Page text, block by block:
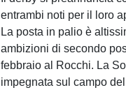
entrambi noti per il loro
La posta in palio è
ambizioni di secondo
febbraio al Rocchi. La
impegnata sul campo